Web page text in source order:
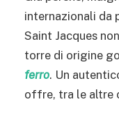
internazionali da
Saint Jacques
torre di origine
ferro. Un
offre, tra le altre